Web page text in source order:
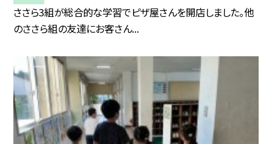
ささら3組が総合的な学習でピザ屋さんを開店しました。他
のささら組の友達にお客さん...